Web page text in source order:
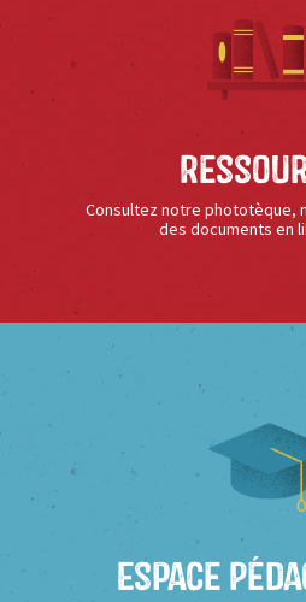
Consultez notre phototèque,
des documents en
Espace